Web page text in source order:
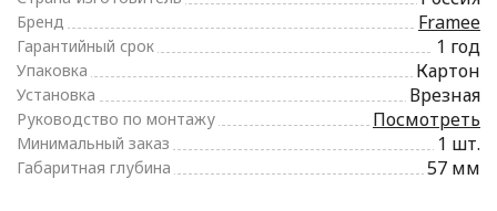
Бренд Framee
Гарантийный срок 1 год
Упаковка Картон
Установка Врезная
Руководство по монтажу Посмотреть
Минимальный заказ 1 шт.
Габаритная глубина 57 мм